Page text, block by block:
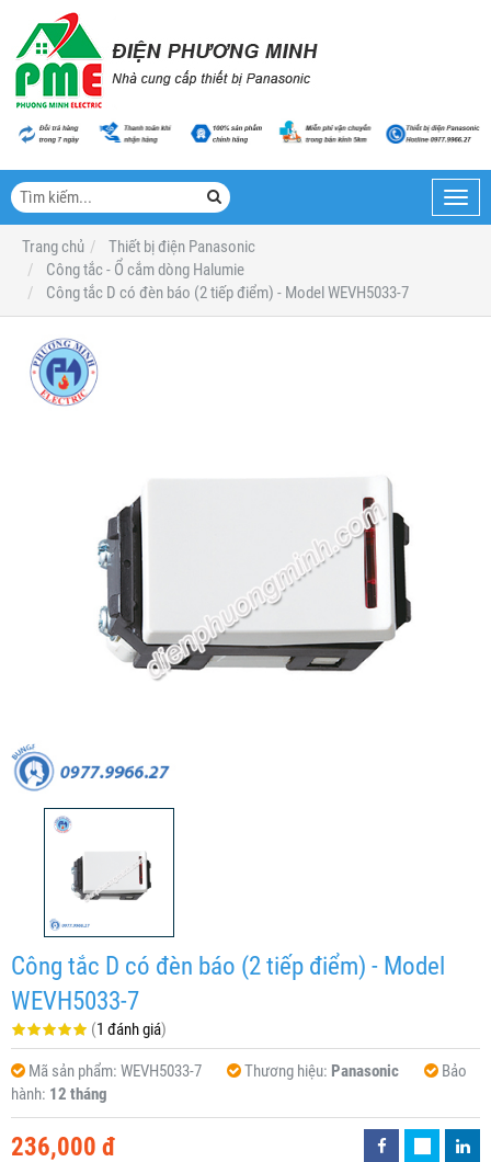
Trang chủ
Thiết bị điện Panasonic
Công tắc - Ổ cắm dòng Halumie
Công tắc D có đèn báo (2 tiếp điểm) - Model WEVH5033-7
Công tắc D có đèn báo (2 tiếp điểm) - Model
WEVH5033-7
(1 đánh giá)
Mã sản phẩm: WEVH5033-7 Thương hiệu: Panasonic
Bảo
hành: 12 tháng
236,000 đ